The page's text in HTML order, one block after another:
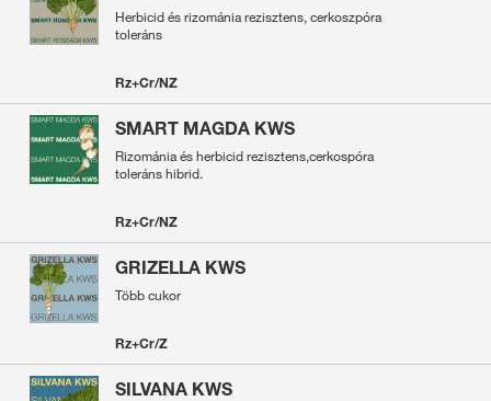
Herbicid és rizománia rezisztens, cerkoszpóra
toleráns
Rz+Cr/NZ
SMART MAGDA KWS
Rizománia és herbicid rezisztens,cerkospóra
toleráns hibrid.
Rz+Cr/NZ
GRIZELLA KWS
Több cukor
Rz+Cr/Z
SILVANA KWS